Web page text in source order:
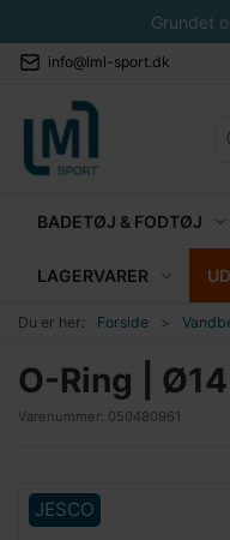
Grundet
info@lml-sport.dk
BADETØJ & FODTØJ
LAGERVARER
Du er her: Forside
O-Ring |
Varenummer: 050480961
JESCO